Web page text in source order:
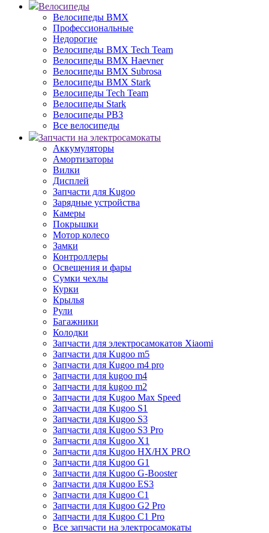
Велосипеды
Велосипеды BMX
Профессиональные
Недорогие
Велосипеды BMX Tech Team
Велосипеды BMX Haevner
Велосипеды BMX Subrosa
Велосипеды BMX Stark
Велосипеды Tech Team
Велосипеды Stark
Велосипеды РВЗ
Все велосипеды
Запчасти на электросамокаты
Аккумуляторы
Амортизаторы
Вилки
Дисплей
Запчасти для Kugoo
Зарядные устройства
Камеры
Покрышки
Мотор колесо
Замки
Контроллеры
Освещения и фары
Сумки чехлы
Курки
Крылья
Рули
Багажники
Колодки
Запчасти для электросамокатов Xiaomi
Запчасти для Kugoo m5
Запчасти для Кugoo m4 pro
Запчасти для kugoo m4
Запчасти для kugoo m2
Запчасти для Kugoo Max Speed
Запчасти для Kugoo S1
Запчасти для Kugoo S3
Запчасти для Kugoo S3 Pro
Запчасти для Kugoo X1
Запчасти для Kugoo HX/HX PRO
Запчасти для Kugoo G1
Запчасти для Kugoo G-Booster
Запчасти для Kugoo ES3
Запчасти для Kugoo C1
Запчасти для Kugoo G2 Pro
Запчасти для Kugoo C1 Pro
Все запчасти на электросамокаты